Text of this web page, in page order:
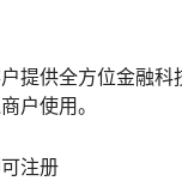
提供全方位金融
户使用。
注册